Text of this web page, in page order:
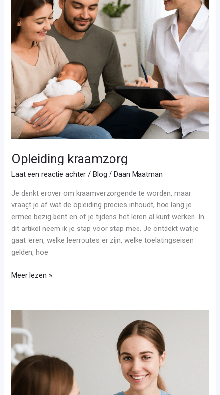
Opleiding kraamzorg
Laat een reactie achter /Blog /Daan Maatman
Je denkt erover om kraamverzorgende te worden, maar
vraagt je af wat de opleiding precies inhoudt, hoe lang je
ermee bezig bent en of je tijdens het leren al kunt werken. In
dit artikel neem ik je stap voor stap mee. Je ontdekt wat je
gaat leren, welke leerroutes er zijn, welke toelatingseisen
gelden, hoe
Meer lezen »
opleiding